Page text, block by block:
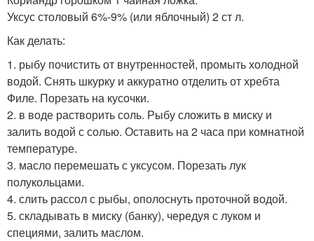
Уксус столовый 6%-9% (или яблочный) 2 ст л.
Как делать:
1. рыбу почистить от внутренностей, промыть холодной
водой. Снять шкурку и аккуратно отделить от хребта
Филе. Порезать на кусочки.
2. в воде растворить соль. Рыбу сложить в миску и
залить водой с солью. Оставить на 2 часа при комнатной
температуре.
3. масло перемешать с уксусом. Порезать лук
полукольцами.
4. слить рассол с рыбы, ополоснуть проточной водой.
5. складывать в миску (банку), чередуя с луком и
специями, залить маслом.